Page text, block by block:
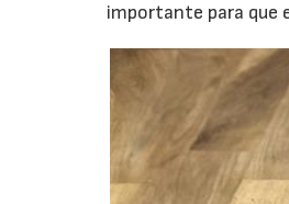
importante para que